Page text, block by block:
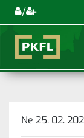
/
Ne 25. 02.